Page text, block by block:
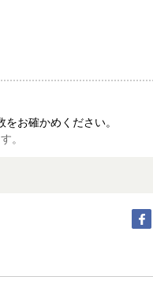
お確かめください。
。